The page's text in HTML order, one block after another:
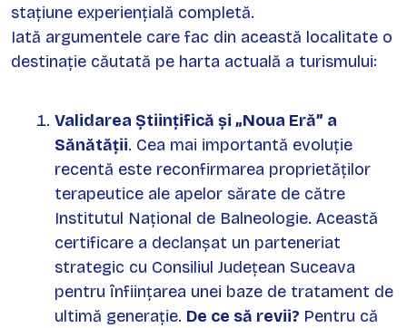
stațiune experiențială completă.
Iată argumentele care fac din această localitate o
destinație căutată pe harta actuală a turismului:
Validarea Științifică și „Noua Eră” a
Sănătății. Cea mai importantă evoluție
recentă este reconfirmarea proprietăților
terapeutice ale apelor sărate de către
Institutul Național de Balneologie. Această
certificare a declanșat un parteneriat
strategic cu Consiliul Județean Suceava
pentru înființarea unei baze de tratament de
ultimă generație. De ce să revii? Pentru că